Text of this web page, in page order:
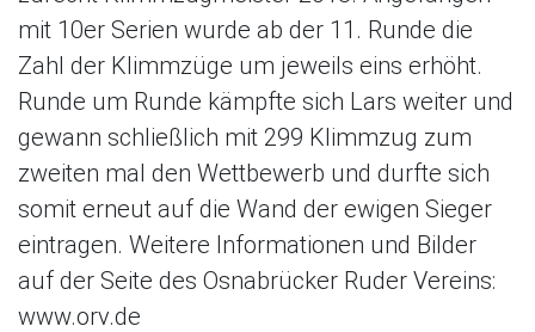
mit 10er Serien wurde ab der 11. Runde die
Zahl der Klimmzüge um jeweils eins erhöht.
Runde um Runde kämpfte sich Lars weiter und
gewann schließlich mit 299 Klimmzug zum
zweiten mal den Wettbewerb und durfte sich
somit erneut auf die Wand der ewigen Sieger
eintragen. Weitere Informationen und Bilder
auf der Seite des Osnabrücker Ruder Vereins:
www.orv.de